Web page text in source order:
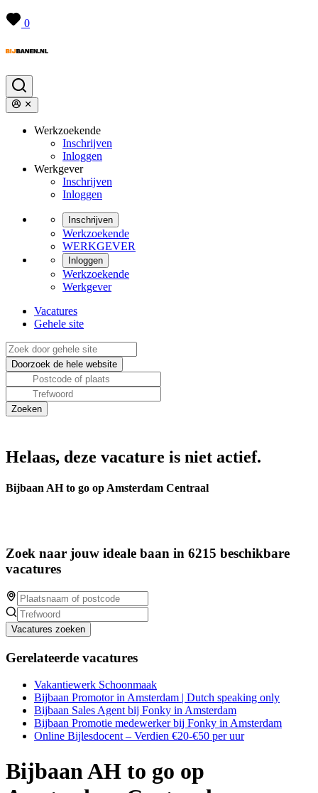
0
Werkzoekende
Inschrijven
Inloggen
Werkgever
Inschrijven
Inloggen
Inschrijven
Werkzoekende
WERKGEVER
Inloggen
Werkzoekende
Werkgever
Vacatures
Gehele site
Helaas, deze vacature is niet actief.
Bijbaan AH to go op Amsterdam Centraal
Zoek naar jouw ideale baan in 6215 beschikbare
vacatures
Vacatures zoeken
Gerelateerde vacatures
Vakantiewerk Schoonmaak
Bijbaan Promotor in Amsterdam | Dutch speaking only
Bijbaan Sales Agent bij Fonky in Amsterdam
Bijbaan Promotie medewerker bij Fonky in Amsterdam
Online Bijlesdocent – Verdien €20-€50 per uur
Bijbaan AH to go op